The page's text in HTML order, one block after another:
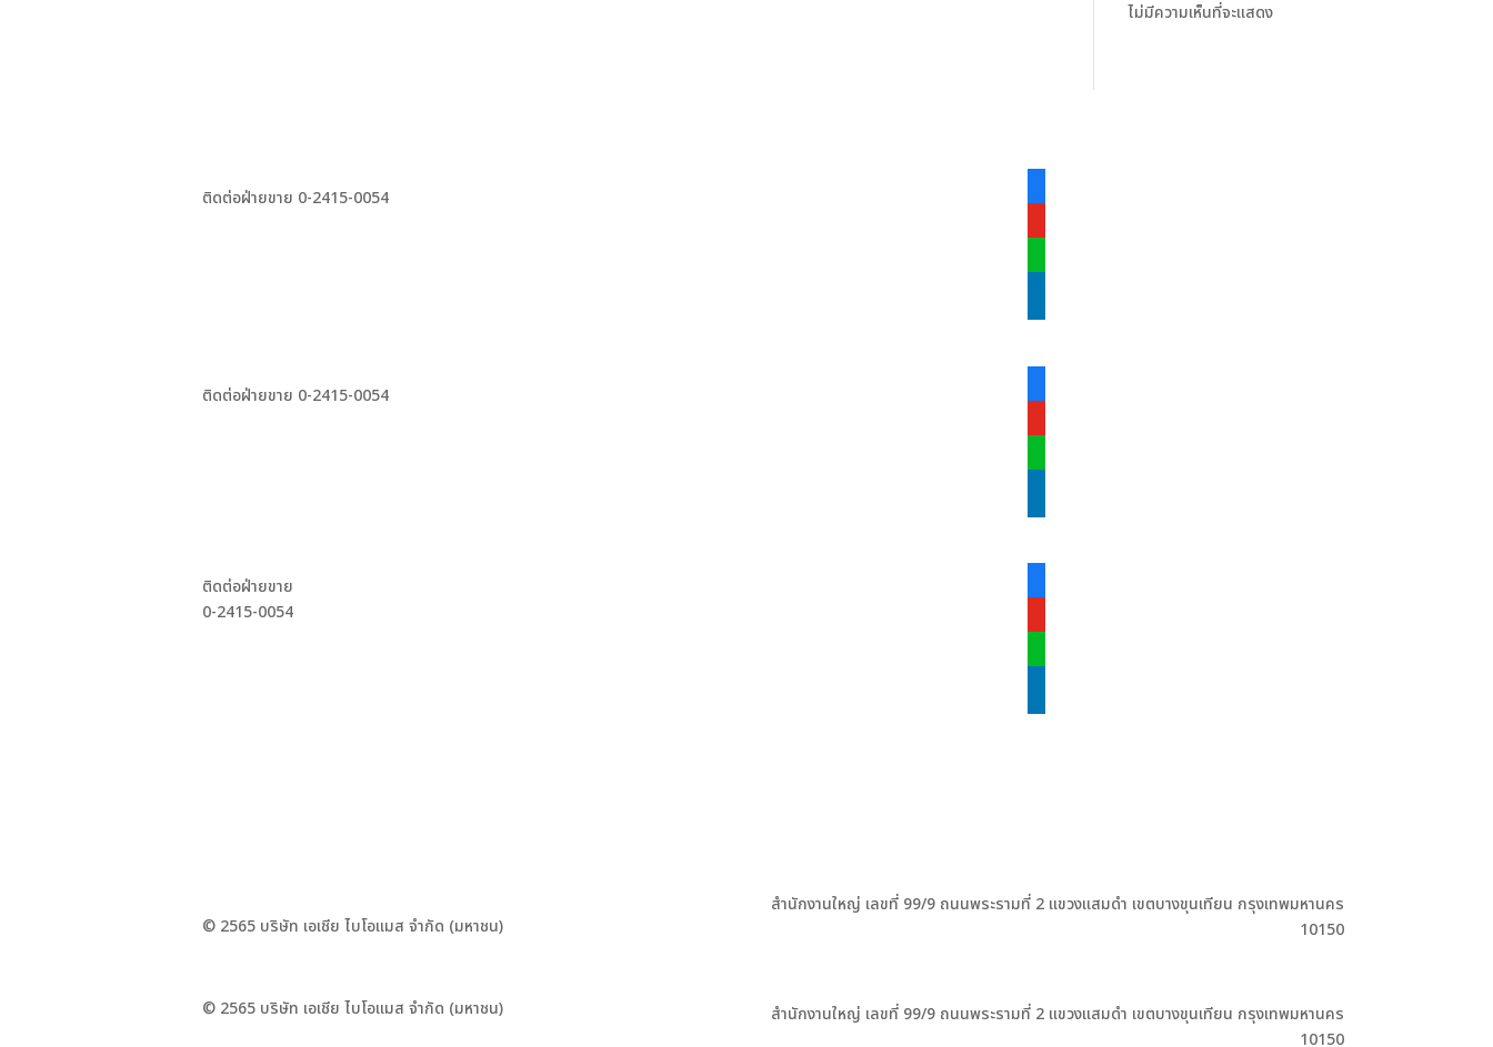
ไม่มีความเห็นที่จะแสดง
ติดต่อฝ่ายขาย 0-2415-0054
ติดต่อฝ่ายขาย 0-2415-0054
ติดต่อฝ่ายขาย
0-2415-0054
© 2565 บริษัท เอเชีย ไบโอแมส จำกัด (มหาชน)
สำนักงานใหญ่ เลขที่ 99/9 ถนนพระรามที่ 2 แขวงแสมดำ เขตบางขุนเทียน กรุงเทพมหานคร
10150
© 2565 บริษัท เอเชีย ไบโอแมส จำกัด (มหาชน)
สำนักงานใหญ่ เลขที่ 99/9 ถนนพระรามที่ 2 แขวงแสมดำ เขตบางขุนเทียน กรุงเทพมหานคร
10150